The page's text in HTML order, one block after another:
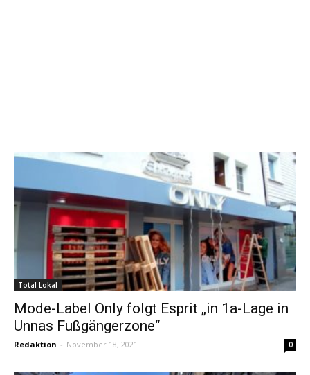
Total Lokal
Mode-Label Only folgt Esprit „in 1a-Lage in
Unnas Fußgängerzone“
Redaktion - November 18, 2021 0